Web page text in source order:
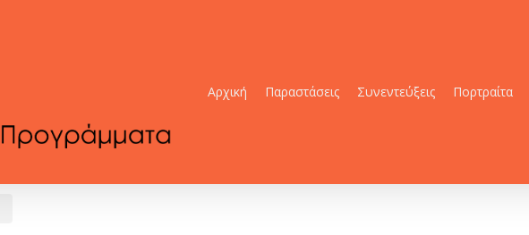
Αρχική Παραστάσεις Συνεντεύξεις Πορτραίτα